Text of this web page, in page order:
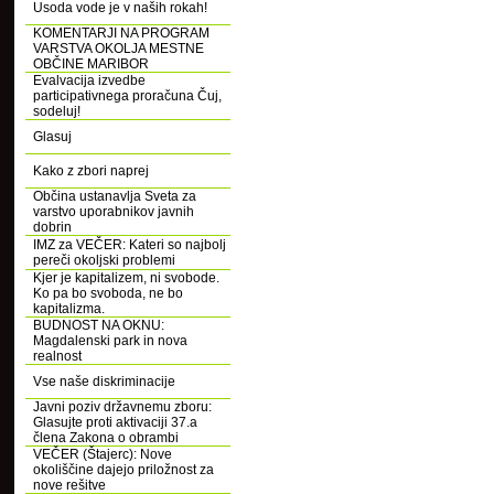
Usoda vode je v naših rokah!
KOMENTARJI NA PROGRAM
VARSTVA OKOLJA MESTNE
OBČINE MARIBOR
Evalvacija izvedbe
participativnega proračuna Čuj,
sodeluj!
Glasuj
Kako z zbori naprej
Občina ustanavlja Sveta za
varstvo uporabnikov javnih
dobrin
IMZ za VEČER: Kateri so najbolj
pereči okoljski problemi
Kjer je kapitalizem, ni svobode.
Ko pa bo svoboda, ne bo
kapitalizma.
BUDNOST NA OKNU:
Magdalenski park in nova
realnost
Vse naše diskriminacije
Javni poziv državnemu zboru:
Glasujte proti aktivaciji 37.a
člena Zakona o obrambi
VEČER (Štajerc): Nove
okoliščine dajejo priložnost za
nove rešitve